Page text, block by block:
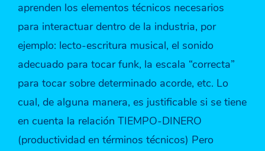
aprenden los elementos técnicos necesarios
para interactuar dentro de la industria, por
ejemplo: lecto-escritura musical, el sonido
adecuado para tocar funk, la escala “correcta”
para tocar sobre determinado acorde, etc. Lo
cual, de alguna manera, es justificable si se tiene
en cuenta la relación TIEMPO-DINERO
(productividad en términos técnicos) Pero